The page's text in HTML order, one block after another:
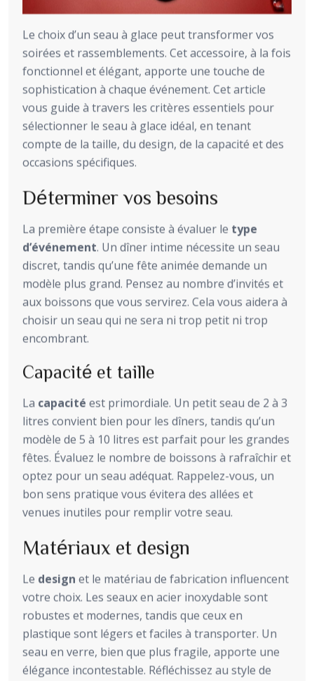
Le choix d’un seau à glace peut transformer vos
soirées et rassemblements. Cet accessoire, à la fois
fonctionnel et élégant, apporte une touche de
sophistication à chaque événement. Cet article
vous guide à travers les critères essentiels pour
sélectionner le seau à glace idéal, en tenant
compte de la taille, du design, de la capacité et des
occasions spécifiques.
Déterminer vos besoins
La première étape consiste à évaluer le type
d’événement. Un dîner intime nécessite un seau
discret, tandis qu’une fête animée demande un
modèle plus grand. Pensez au nombre d’invités et
aux boissons que vous servirez. Cela vous aidera à
choisir un seau qui ne sera ni trop petit ni trop
encombrant.
Capacité et taille
La capacité est primordiale. Un petit seau de 2 à 3
litres convient bien pour les dîners, tandis qu’un
modèle de 5 à 10 litres est parfait pour les grandes
fêtes. Évaluez le nombre de boissons à rafraîchir et
optez pour un seau adéquat. Rappelez-vous, un
bon sens pratique vous évitera des allées et
venues inutiles pour remplir votre seau.
Matériaux et design
Le design et le matériau de fabrication influencent
votre choix. Les seaux en acier inoxydable sont
robustes et modernes, tandis que ceux en
plastique sont légers et faciles à transporter. Un
seau en verre, bien que plus fragile, apporte une
élégance incontestable. Réfléchissez au style de